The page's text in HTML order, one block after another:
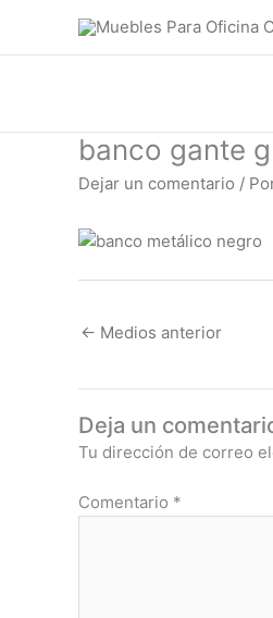
banco gante
Dejar un comentario /
← Medios anterior
Deja un
Tu dirección de correo
Comentario *